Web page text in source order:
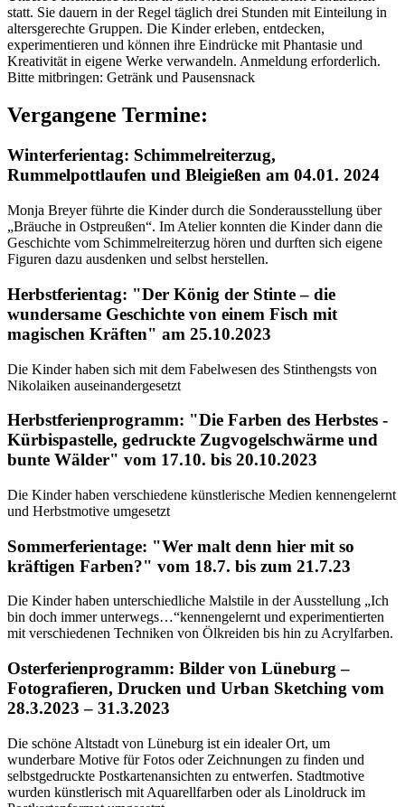
statt. Sie dauern in der Regel täglich drei Stunden mit Einteilung in
altersgerechte Gruppen. Die Kinder erleben, entdecken,
experimentieren und können ihre Eindrücke mit Phantasie und
Kreativität in eigene Werke verwandeln. Anmeldung erforderlich.
Bitte mitbringen: Getränk und Pausensnack
Vergangene Termine:
Winterferientag: Schimmelreiterzug,
Rummelpottlaufen und Bleigießen am 04.01. 2024
Monja Breyer führte die Kinder durch die Sonderausstellung über
„Bräuche in Ostpreußen“. Im Atelier konnten die Kinder dann die
Geschichte vom Schimmelreiterzug hören und durften sich eigene
Figuren dazu ausdenken und selbst herstellen.
Herbstferientag: "Der König der Stinte – die
wundersame Geschichte von einem Fisch mit
magischen Kräften" am 25.10.2023
Die Kinder haben sich mit dem Fabelwesen des Stinthengsts von
Nikolaiken auseinandergesetzt
Herbstferienprogramm: "Die Farben des Herbstes -
Kürbispastelle, gedruckte Zugvogelschwärme und
bunte Wälder" vom 17.10. bis 20.10.2023
Die Kinder haben verschiedene künstlerische Medien kennengelernt
und Herbstmotive umgesetzt
Sommerferientage: "Wer malt denn hier mit so
kräftigen Farben?" vom 18.7. bis zum 21.7.23
Die Kinder haben unterschiedliche Malstile in der Ausstellung „Ich
bin doch immer unterwegs…“kennengelernt und experimentierten
mit verschiedenen Techniken von Ölkreiden bis hin zu Acrylfarben.
Osterferienprogramm: Bilder von Lüneburg –
Fotografieren, Drucken und Urban Sketching vom
28.3.2023 – 31.3.2023
Die schöne Altstadt von Lüneburg ist ein idealer Ort, um
wunderbare Motive für Fotos oder Zeichnungen zu finden und
selbstgedruckte Postkartenansichten zu entwerfen. Stadtmotive
wurden künstlerisch mit Aquarellfarben oder als Linoldruck im